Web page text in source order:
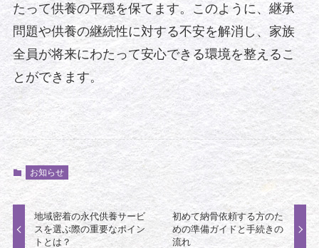
たって供養の平穏を保てます。このように、継承
問題や供養の継続性に対する不安を解消し、家族
全員が将来にわたって安心できる環境を整えるこ
とができます。
お知らせ
地域密着の永代供養サービ
スを選ぶ際の重要なポイン
トとは？
初めて納骨依頼する方のた
めの準備ガイドと手続きの
流れ